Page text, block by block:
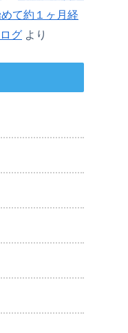
て約１ヶ月経
グ より